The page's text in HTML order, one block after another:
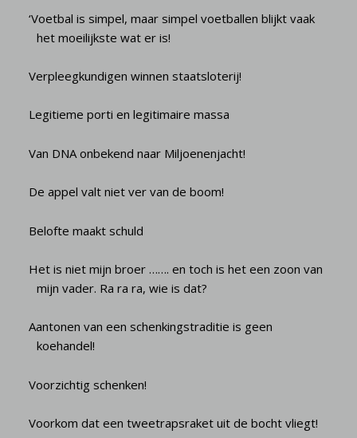
‘Voetbal is simpel, maar simpel voetballen blijkt vaak
het moeilijkste wat er is!
Verpleegkundigen winnen staatsloterij!
Legitieme porti en legitimaire massa
Van DNA onbekend naar Miljoenenjacht!
De appel valt niet ver van de boom!
Belofte maakt schuld
Het is niet mijn broer ……. en toch is het een zoon van
mijn vader. Ra ra ra, wie is dat?
Aantonen van een schenkingstraditie is geen
koehandel!
Voorzichtig schenken!
Voorkom dat een tweetrapsraket uit de bocht vliegt!